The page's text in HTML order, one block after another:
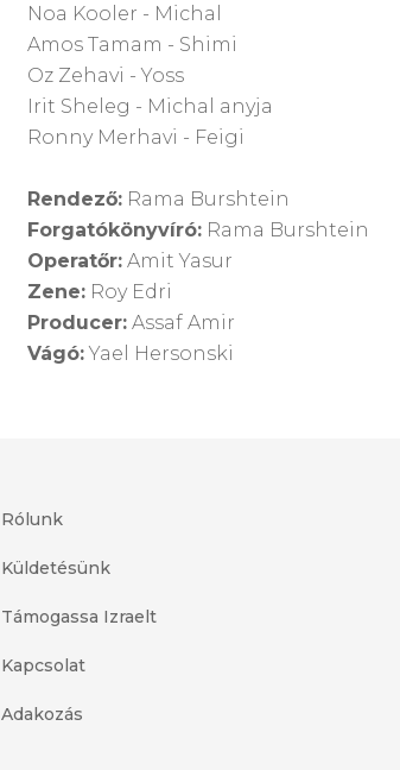
Noa Kooler - Michal
Amos Tamam - Shimi
Oz Zehavi - Yoss
Irit Sheleg - Michal anyja
Ronny Merhavi - Feigi
Rendező: Rama Burshtein
Forgatókönyvíró: Rama Burshtein
Operatőr: Amit Yasur
Zene: Roy Edri
Producer: Assaf Amir
Vágó:Yael Hersonski
Rólunk
Küldetésünk
Támogassa Izraelt
Kapcsolat
Adakozás